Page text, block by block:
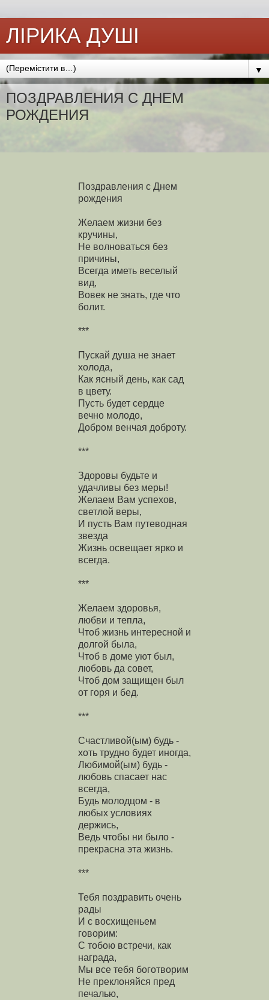
ЛІРИКА ДУШІ
▼
ПОЗДРАВЛЕНИЯ С ДНЕМ
РОЖДЕНИЯ
Поздравления с Днем
рождения
Желаем жизни без
кручины,
Не волноваться без
причины,
Всегда иметь веселый
вид,
Вовек не знать, где что
болит.
***
Пускай душа не знает
холода,
Как ясный день, как сад
в цвету.
Пусть будет сердце
вечно молодо,
Добром венчая доброту.
***
Здоровы будьте и
удачливы без меры!
Желаем Вам успехов,
светлой веры,
И пусть Вам путеводная
звезда
Жизнь освещает ярко и
всегда.
***
Желаем здоровья,
любви и тепла,
Чтоб жизнь интересной и
долгой была,
Чтоб в доме уют был,
любовь да совет,
Чтоб дом защищен был
от горя и бед.
***
Счастливой(ым) будь -
хоть трудно будет иногда,
Любимой(ым) будь -
любовь спасает нас
всегда,
Будь молодцом - в
любых условиях
держись,
Ведь чтобы ни было -
прекрасна эта жизнь.
***
Тебя поздравить очень
рады
И с восхищеньем
говорим:
С тобою встречи, как
награда,
Мы все тебя боготворим
Не преклоняйся пред
печалью,